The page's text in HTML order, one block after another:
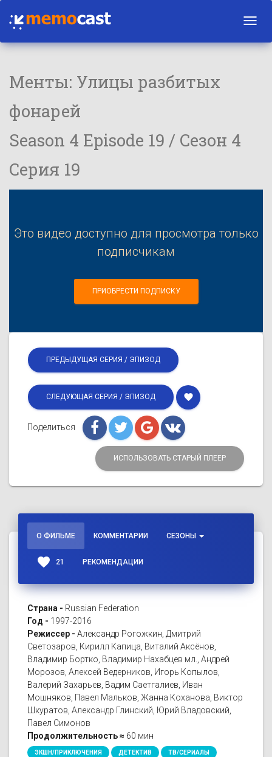
Менты: Улицы разбитых
фонарей
Season 4 Episode 19 / Сезон 4
Серия 19
Это видео доступно для просмотра только
подписчикам
ПРИОБРЕСТИ ПОДПИСКУ
ПРЕДЫДУЩАЯ СЕРИЯ / ЭПИЗОД
СЛЕДУЮЩАЯ СЕРИЯ / ЭПИЗОД favorite
Поделиться
ИСПОЛЬЗОВАТЬ СТАРЫЙ ПЛЕЕР
О ФИЛЬМЕ КОММЕНТАРИИ СЕЗОНЫ
favorite 21 РЕКОМЕНДАЦИИ
Страна - Russian Federation
Год - 1997-2016
Режиссер - Александр Рогожкин, Дмитрий
Светозаров, Кирилл Капица, Виталий Аксёнов,
Владимир Бортко, Владимир Нахабцев мл., Андрей
Морозов, Алексей Ведерников, Игорь Копылов,
Валерий Захарьев, Вадим Саетгалиев, Иван
Мошняков, Павел Мальков, Жанна Коханова, Виктор
Шкуратов, Александр Глинский, Юрий Владовский,
Павел Симонов
Продолжительность ≈ 60 мин
ЭКШН/ПРИКЛЮЧЕНИЯ ДЕТЕКТИВ ТВ/СЕРИАЛЫ